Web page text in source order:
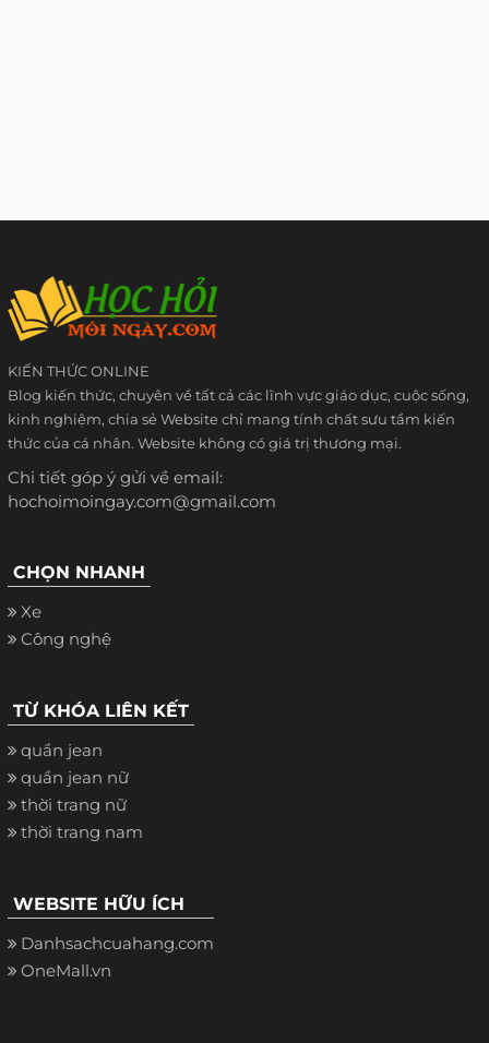
KIẾN THỨC ONLINE
Blog kiến thức, chuyên về tất cả các lĩnh vực giáo dục, cuộc sống,
kinh nghiệm, chia sẻ Website chỉ mang tính chất sưu tầm kiến
thức của cá nhân. Website không có giá trị thương mại.
Chi tiết góp ý gửi về email:
hochoimoingay.com@gmail.com
CHỌN NHANH
Xe
Công nghệ
TỪ KHÓA LIÊN KẾT
quần jean
quần jean nữ
thời trang nữ
thời trang nam
WEBSITE HỮU ÍCH
Danhsachcuahang.com
OneMall.vn